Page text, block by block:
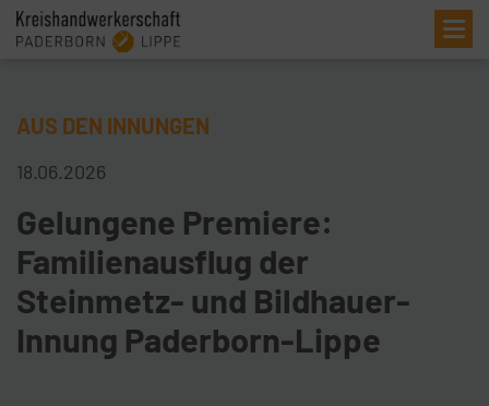
AUS DEN INNUNGEN
18.06.2026
Gelungene Premiere:
Familienausflug der
Steinmetz- und Bildhauer-
Innung Paderborn-Lippe